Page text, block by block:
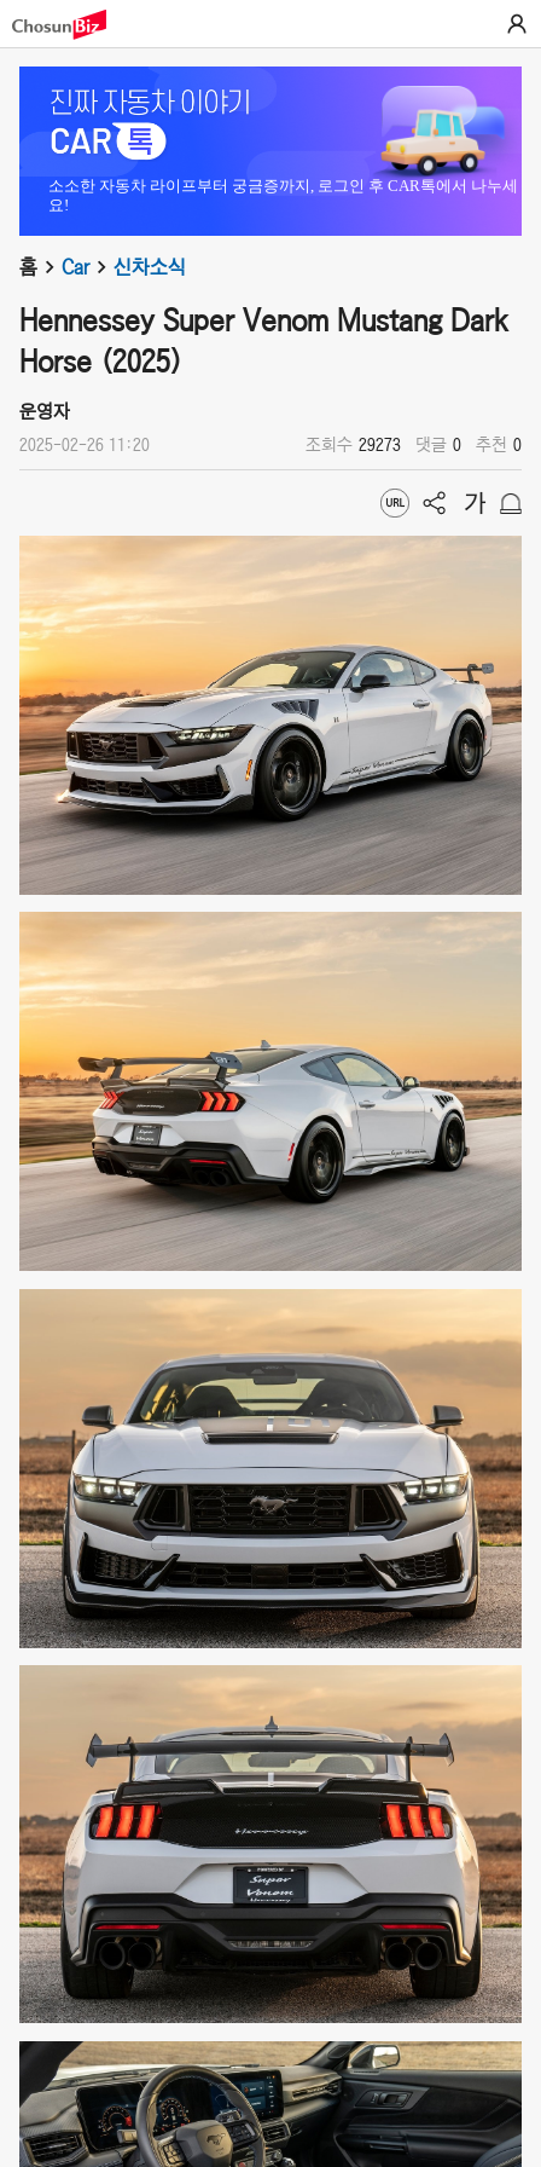
소소한 자동차 라이프부터 궁금증까지, 로그인 후 CAR톡에서 나누세
요!
홈 Car 신차소식
Hennessey Super Venom Mustang Dark
Horse (2025)
운영자
2025-02-26 11:20 조회수 29273 댓글 0 추천 0